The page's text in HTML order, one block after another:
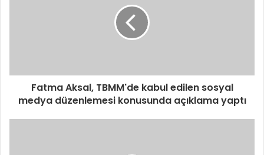
Fatma Aksal, TBMM'de kabul edilen sosyal
medya düzenlemesi konusunda açıklama yaptı